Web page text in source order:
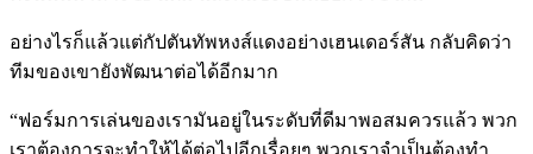
อย่างไรก็แล้วแต่กัปตันทัพหงส์แดงอย่างเฮนเดอร์สัน กลับคิดว่า
ทีมของเขายังพัฒนาต่อได้อีกมาก
“ฟอร์มการเล่นของเรามันอยู่ในระดับที่ดีมาพอสมควรแล้ว พวก
เราต้องการจะทำให้ได้ต่อไปอีกเรื่อยๆ พวกเราจำเป็นต้องทำ